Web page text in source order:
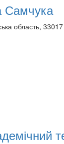
Самчука
область, 33017